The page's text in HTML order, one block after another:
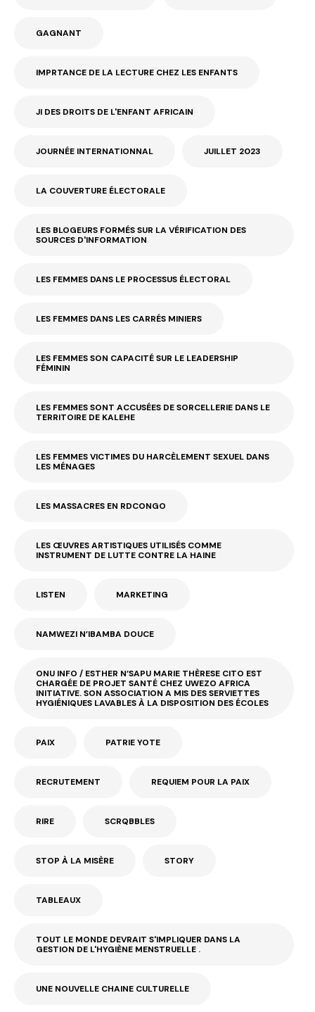
GAGNANT
IMPRTANCE DE LA LECTURE CHEZ LES ENFANTS
JI DES DROITS DE L'ENFANT AFRICAIN
JOURNÉE INTERNATIONNAL JUILLET 2023
LA COUVERTURE ÉLECTORALE
LES BLOGEURS FORMÉS SUR LA VÉRIFICATION DES
SOURCES D'INFORMATION
LES FEMMES DANS LE PROCESSUS ÉLECTORAL
LES FEMMES DANS LES CARRÉS MINIERS
LES FEMMES SON CAPACITÉ SUR LE LEADERSHIP
FÉMININ
LES FEMMES SONT ACCUSÉES DE SORCELLERIE DANS LE
TERRITOIRE DE KALEHE
LES FEMMES VICTIMES DU HARCÈLEMENT SEXUEL DANS
LES MÉNAGES
LES MASSACRES EN RDCONGO
LES ŒUVRES ARTISTIQUES UTILISÉS COMME
INSTRUMENT DE LUTTE CONTRE LA HAINE
LISTEN MARKETING
NAMWEZI N’IBAMBA DOUCE
ONU INFO / ESTHER N’SAPU MARIE THÈRESE CITO EST
CHARGÉE DE PROJET SANTÉ CHEZ UWEZO AFRICA
INITIATIVE. SON ASSOCIATION A MIS DES SERVIETTES
HYGIÉNIQUES LAVABLES À LA DISPOSITION DES ÉCOLES
PAIX PATRIE YOTE
RECRUTEMENT REQUIEM POUR LA PAIX
RIRE SCRQBBLES
STOP À LA MISÈRE STORY
TABLEAUX
TOUT LE MONDE DEVRAIT S'IMPLIQUER DANS LA
GESTION DE L'HYGIÈNE MENSTRUELLE .
UNE NOUVELLE CHAINE CULTURELLE